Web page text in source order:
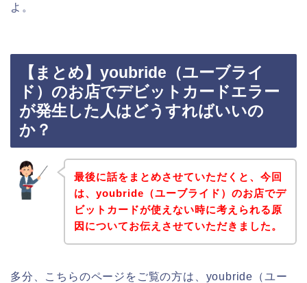
よ。
【まとめ】youbride（ユーブライ
ド）のお店でデビットカードエラー
が発生した人はどうすればいいの
か？
最後に話をまとめさせていただくと、今回
は、youbride（ユーブライド）のお店でデ
ビットカードが使えない時に考えられる原
因についてお伝えさせていただきました。
多分、こちらのページをご覧の方は、youbride（ユー